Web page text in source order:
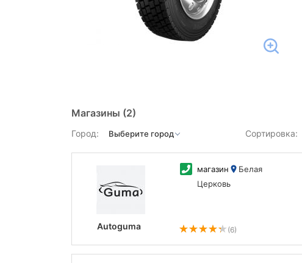
Магазины (2)
Город: Сортировка:
Autoguma
магазин
Белая
Церковь
(6)